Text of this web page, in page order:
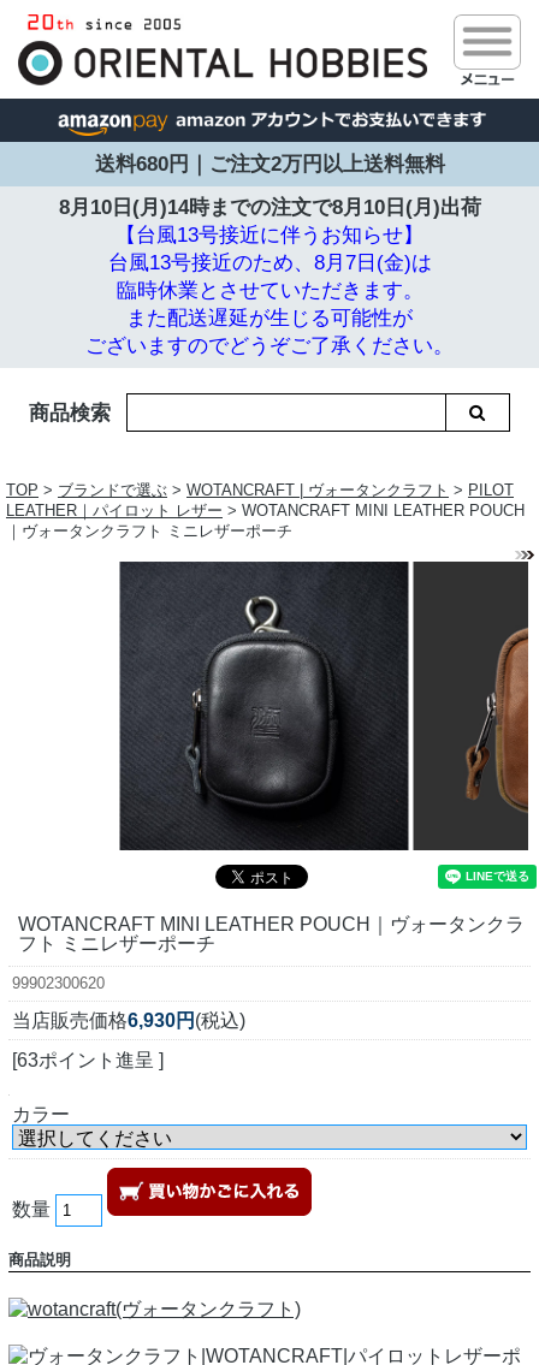
送料680円｜ご注文2万円以上送料無料
8月10日(月)14時までの注文で8月10日(月)出荷
【台風13号接近に伴うお知らせ】
台風13号接近のため、8月7日(金)は
臨時休業とさせていただきます。
また配送遅延が生じる可能性が
ございますのでどうぞご了承ください。
商品検索
TOP > ブランドで選ぶ > WOTANCRAFT | ヴォータンクラフト > PILOT
LEATHER｜パイロット レザー > WOTANCRAFT MINI LEATHER POUCH
｜ヴォータンクラフト ミニレザーポーチ
WOTANCRAFT MINI LEATHER POUCH｜ヴォータンクラ
フト ミニレザーポーチ
99902300620
当店販売価格6,930円 (税込)
[63ポイント進呈 ]
カラー
数量
商品説明